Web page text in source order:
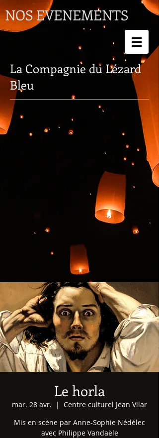
NOS EVENEMENTS
La Compagnie du Lézard
Bleu
Le horla
mar. 28 avr.
  |
Centre culturel Jean Vilar
Mis en scène par Anne-Sophie Nédélec
avec Philippe Vandaële